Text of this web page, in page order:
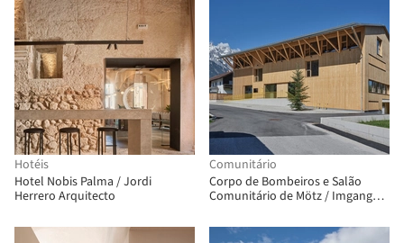
Hotéis
Hotel Nobis Palma / Jordi
Herrero Arquitecto
Comunitário
Corpo de Bombeiros e Salão
Comunitário de Mötz / Imgang